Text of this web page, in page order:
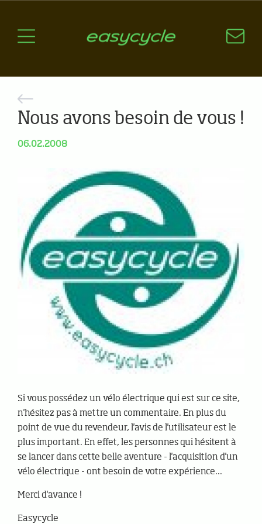
Aspects techniques
Nos critères de sélection
Questions / Réponses
Nous avons besoin de vous !
06.02.2008
Si vous possédez un vélo électrique qui est sur ce site,
n'hésitez pas à mettre un commentaire. En plus du
point de vue du revendeur, l'avis de l'utilisateur est le
plus important. En effet, les personnes qui hésitent à
se lancer dans cette belle aventure - l'acquisition d'un
vélo électrique - ont besoin de votre expérience...
Merci d'avance !
Easycycle